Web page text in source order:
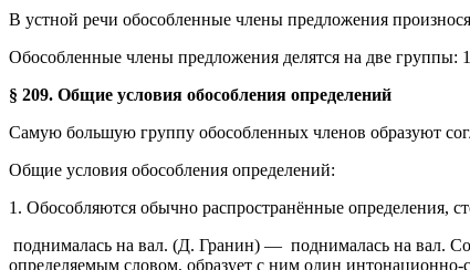
В устной речи обособленные члены предложения
Обособленные члены предложения делятся на две
§ 209. Общие условия обособления определений
Самую большую группу обособленных членов образуют
Общие условия обособления определений:
1. Обособляются обычно распространённые определения,
поднималась на вал. (Д. Гранин) — поднималась на вал.
определяемым словом, образует с ним один